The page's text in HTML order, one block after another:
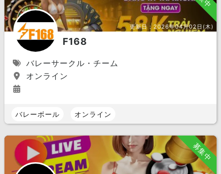
更新日：2026年04月02日(木)
F168
バレーサークル・チーム
オンライン
バレーボール オンライン
募集中